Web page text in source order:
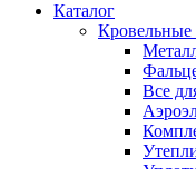
Каталог
Кровельные
Все